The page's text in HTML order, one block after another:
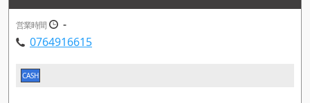
営業時間
-
0764916615
CASH